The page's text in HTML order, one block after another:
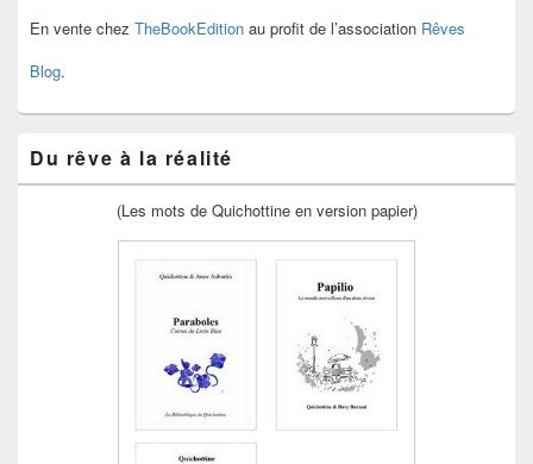
En vente chez TheBookEdition au profit de l’association Rêves
Blog.
Du rêve à la réalité
(Les mots de Quichottine en version papier)